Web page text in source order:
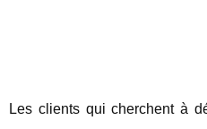
Les clients qui cherchent à